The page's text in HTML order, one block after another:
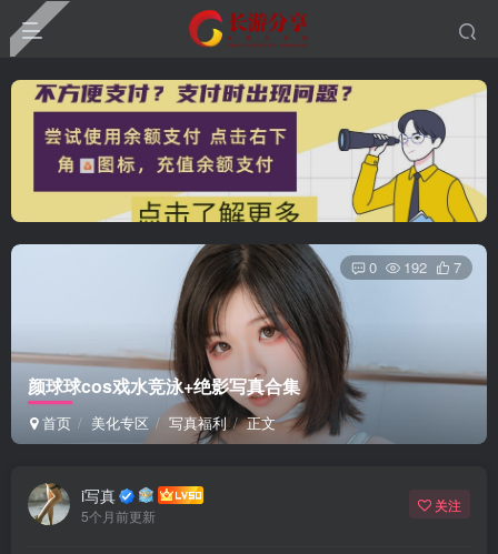
颜球球cos戏水竞泳+绝影写真合集
首页 美化专区 写真福利 正文
0 192 7
i写真
5个月前更新
关注